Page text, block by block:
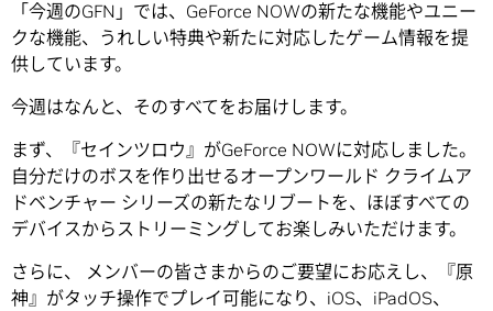
「今週のGFN」では、GeForce NOWの新たな機能やユニー
クな機能、うれしい特典や新たに対応したゲーム情報を提
供しています。
今週はなんと、そのすべてをお届けします。
まず、『セインツロウ』がGeForce NOWに対応しました。
自分だけのボスを作り出せるオープンワールド クライムア
ドベンチャー シリーズの新たなリブートを、ほぼすべての
デバイスからストリーミングしてお楽しみいただけます。
さらに、 メンバーの皆さまからのご要望にお応えし、『原
神』がタッチ操作でプレイ可能になり、iOS、iPadOS、